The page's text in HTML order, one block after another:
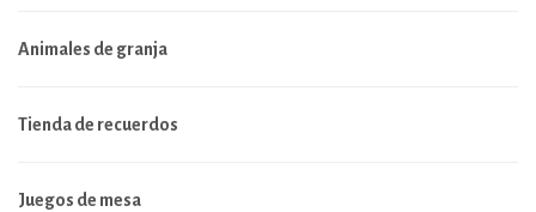
Animales de granja
Tienda de recuerdos
Juegos de mesa